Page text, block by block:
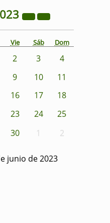
Vie Sáb Dom
2 3
4
9 10
11
16 17
18
23 24
25
30 1 2
junio de 2023